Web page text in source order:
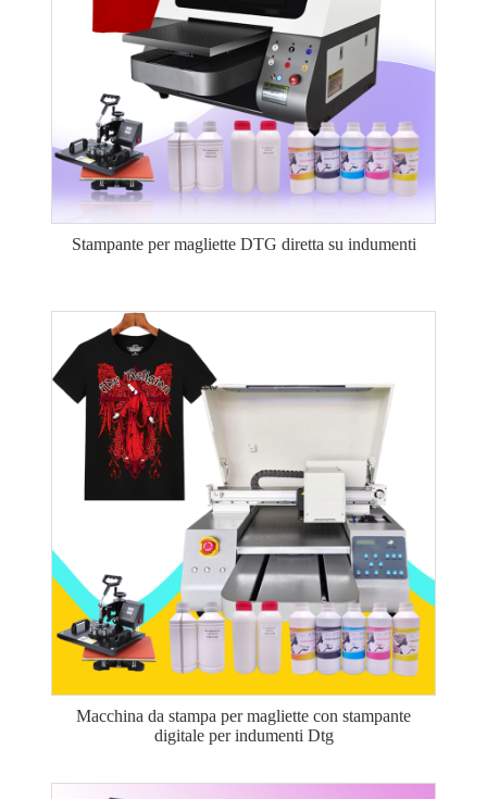
Stampante per magliette DTG diretta su indumenti
Macchina da stampa per magliette con stampante
digitale per indumenti Dtg